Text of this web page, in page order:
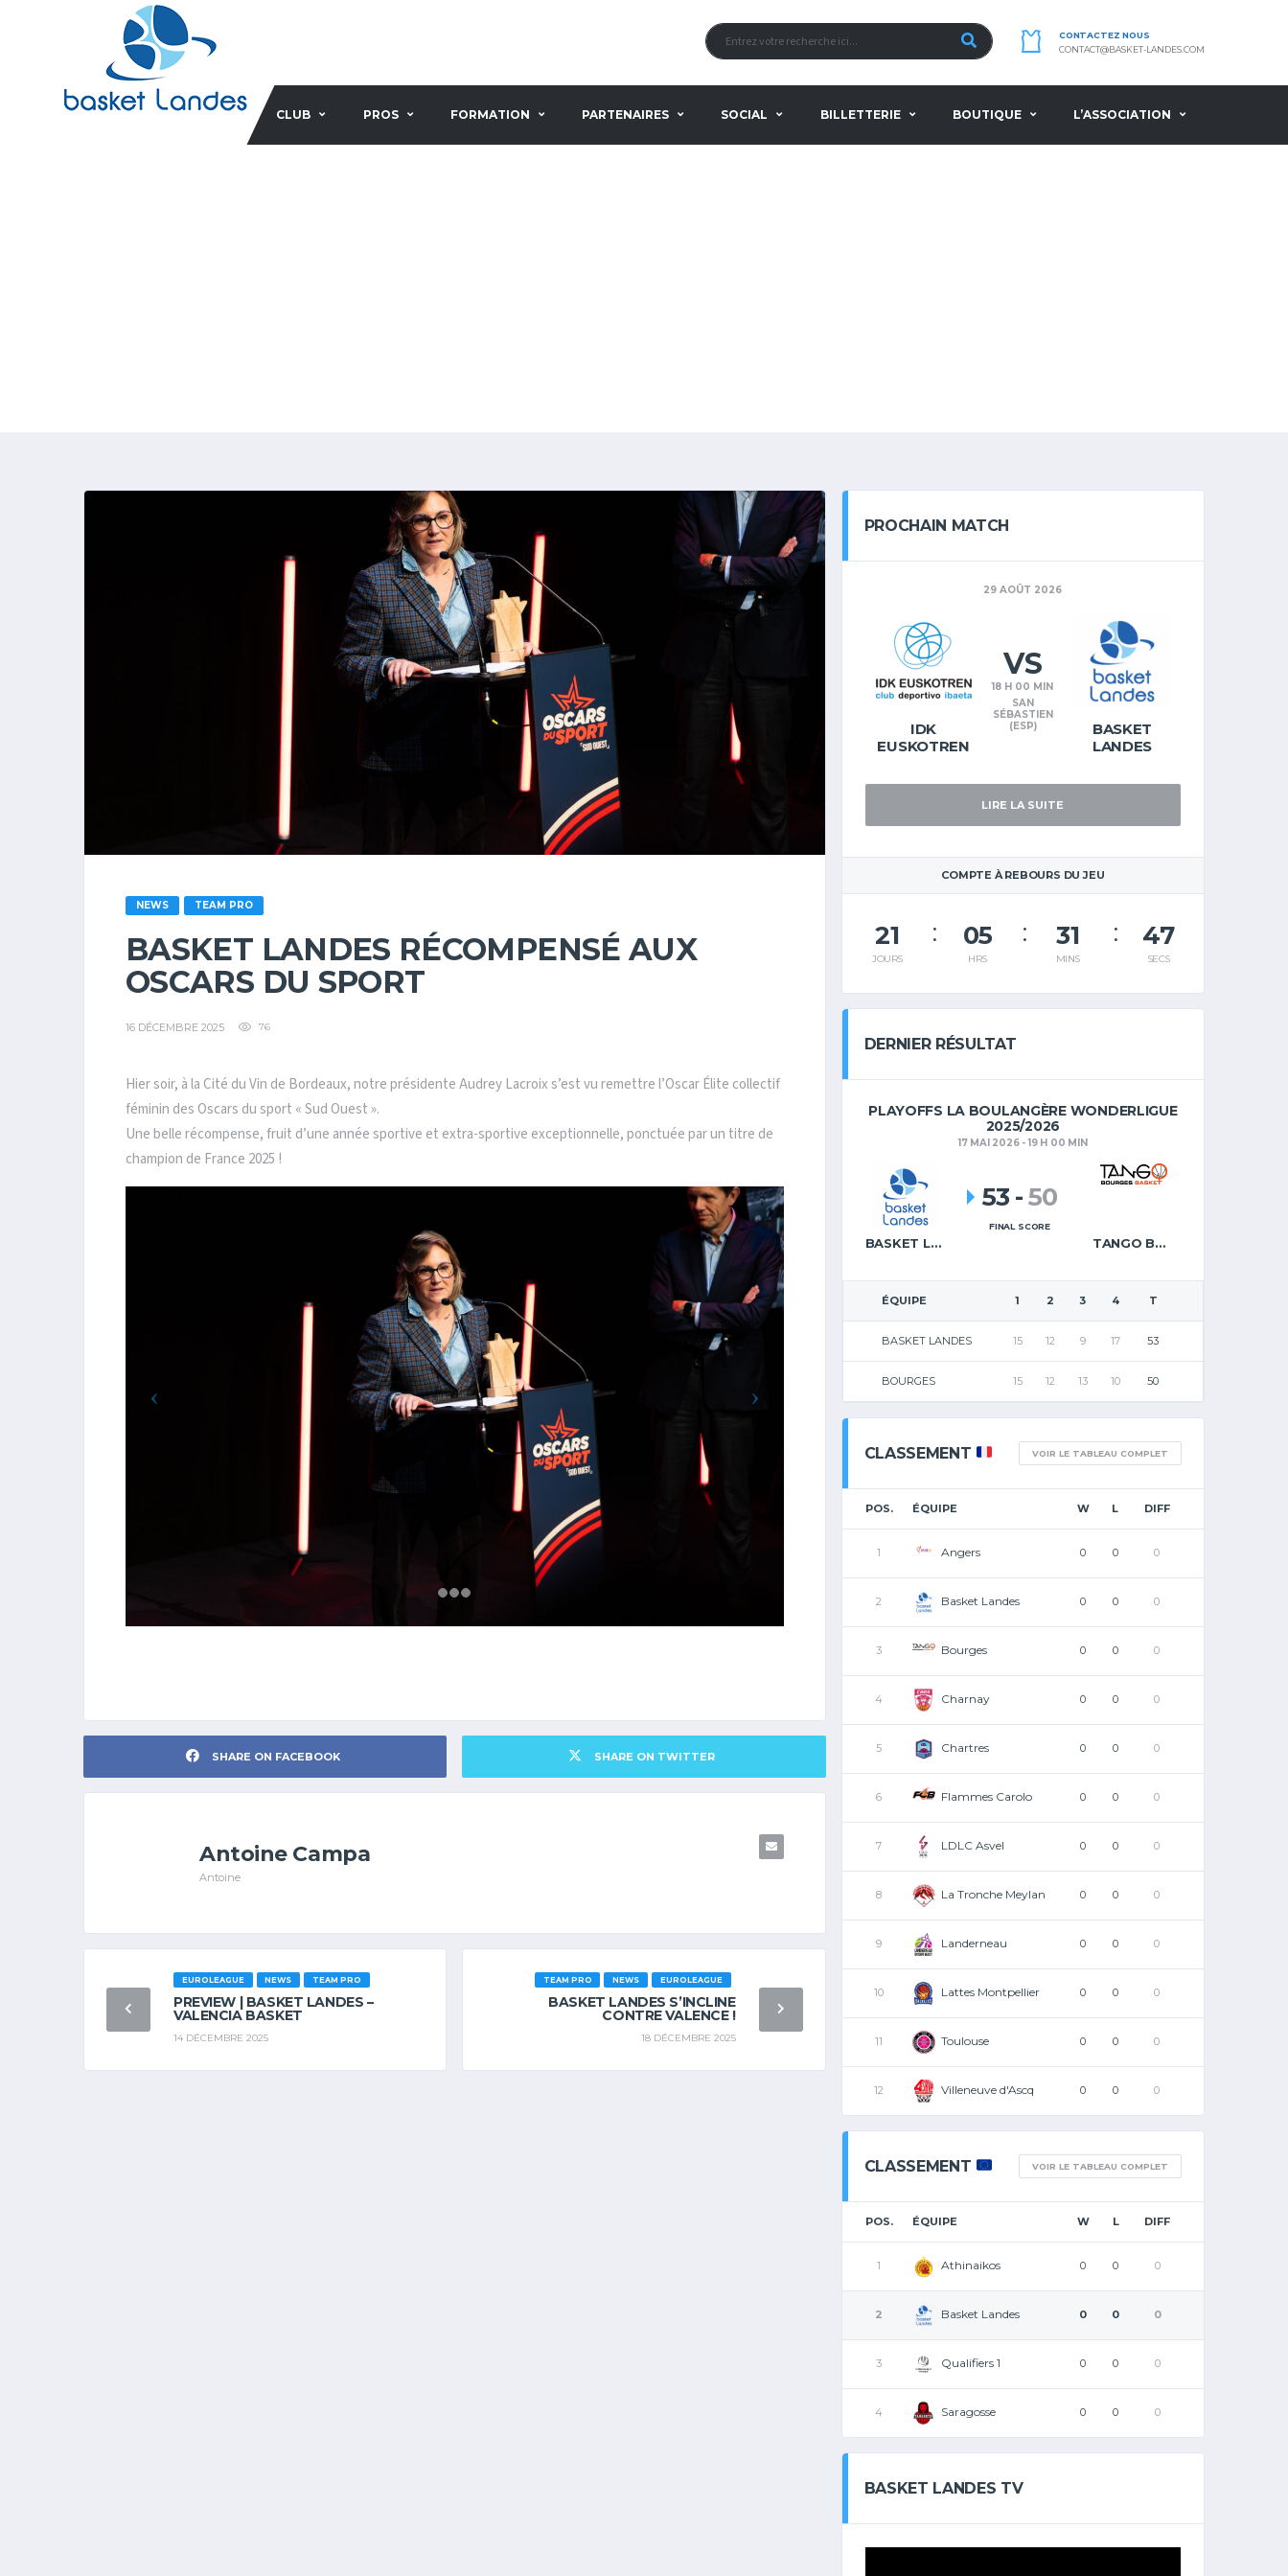
CONTACTEZ NOUS
CONTACT@BASKET-LANDES.COM
CLUB PROS FORMATION PARTENAIRES SOCIAL BILLETTERIE BOUTIQUE L’ASSOCIATION
NEWS TEAM PRO
BASKET LANDES RÉCOMPENSÉ AUX
OSCARS DU SPORT
16 DÉCEMBRE 2025 76
Hier soir, à la Cité du Vin de Bordeaux, notre présidente Audrey Lacroix s’est vu remettre l’Oscar Élite collectif
féminin des Oscars du sport «Sud Ouest».
Une belle récompense, fruit d’une année sportive et extra-sportive exceptionnelle, ponctuée par un titre de
champion de France 2025 !
SHARE ON FACEBOOK SHARE ON TWITTER
Antoine Campa
Antoine
EUROLEAGUE NEWS TEAM PRO
PREVIEW | BASKET LANDES –
VALENCIA BASKET
14 DÉCEMBRE 2025
EUROLEAGUE
NEWS
TEAM PRO
BASKET LANDES S’INCLINE
CONTRE VALENCE !
18 DÉCEMBRE 2025
PROCHAIN MATCH
29 AOÛT 2026
IDK
EUSKOTREN
BASKET
LANDES
VS
18 H 00 MIN
SAN
SÉBASTIEN
(ESP)
LIRE LA SUITE
COMPTE À REBOURS DU JEU
21
JOURS
05
HRS
31
MINS
46
SECS
DERNIER RÉSULTAT
PLAYOFFS LA BOULANGÈRE WONDERLIGUE
2025/2026
17 MAI 2026 - 19 H 00 MIN
BASKET LANDES TANGO BOURGES BASKET
53 -50
FINAL SCORE
ÉQUIPE 1 2 3 4 T
BASKET LANDES 15 12 9 17 53
BOURGES 15 12 13 10 50
CLASSEMENT VOIR LE TABLEAU COMPLET
POS. ÉQUIPE W L DIFF
1 Angers 0 0 0
2 Basket Landes 0 0 0
3 Bourges 0 0 0
4 Charnay 0 0 0
5 Chartres 0 0 0
6 Flammes Carolo 0 0 0
7 LDLC Asvel 0 0 0
8 La Tronche Meylan 0 0 0
9 Landerneau 0 0 0
10 Lattes Montpellier 0 0 0
11 Toulouse 0 0 0
12 Villeneuve d'Ascq 0 0 0
CLASSEMENT VOIR LE TABLEAU COMPLET
POS. ÉQUIPE W L DIFF
1 Athinaikos 0 0 0
2 Basket Landes 0 0 0
3 Qualifiers 1 0 0 0
4 Saragosse 0 0 0
BASKET LANDES TV